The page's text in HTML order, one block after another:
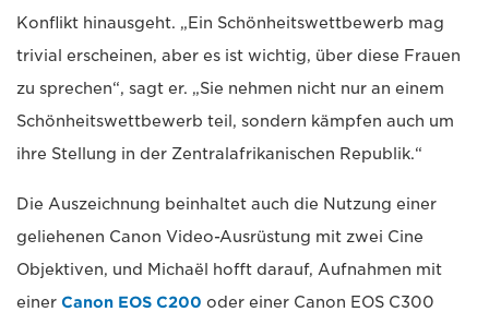
Konflikt hinausgeht. „Ein Schönheitswettbewerb mag
trivial erscheinen, aber es ist wichtig, über diese Frauen
zu sprechen“, sagt er. „Sie nehmen nicht nur an einem
Schönheitswettbewerb teil, sondern kämpfen auch um
ihre Stellung in der Zentralafrikanischen Republik.“
Die Auszeichnung beinhaltet auch die Nutzung einer
geliehenen Canon Video-Ausrüstung mit zwei Cine
Objektiven, und Michaël hofft darauf, Aufnahmen mit
einer Canon EOS C200 oder einer Canon EOS C300